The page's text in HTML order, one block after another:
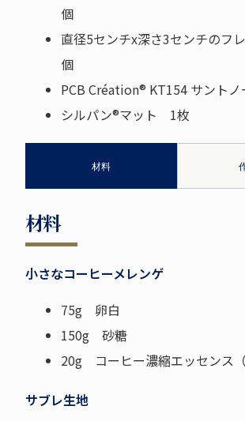
個
直径5センチx深さ3センチのフ
個
PCB Création® KT154 サントノ
シルパン®マット 1枚
材料
材料
小さなコーヒーメレンゲ
75g 卵白
150g 砂糖
20g コーヒー濃縮エッセンス
サブレ生地